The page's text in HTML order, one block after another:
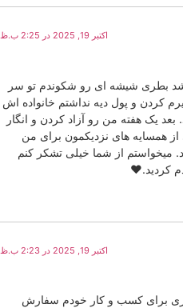
اکتبر 19, 2025 در 2:25 ب.ظ
شد بطری شیشه ای رو شکوندم تو سر
کردن و پول دیه نداشتم خانواده اش
بعد یک هفته من رو آزاد کردن و انگار
همسایه های نزدیکمون برای من
میخواستم از شما خیلی تشکر کنم
کردید.❤️
اکتبر 19, 2025 در 2:23 ب.ظ
برای کسب و کار خودم سفارش